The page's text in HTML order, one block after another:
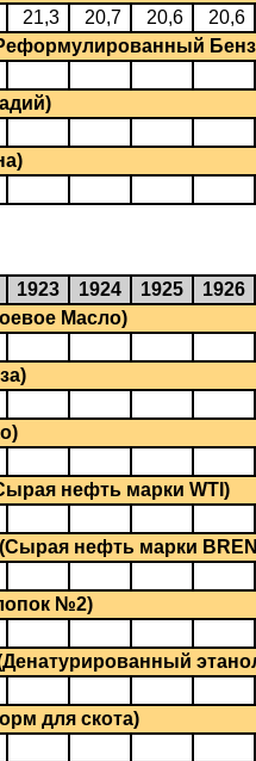
21,3 20,7 20,6 20,6
1923 1924 1925 1926
Масло)
нефть марки WTI)
нефть марки
№2)
для скота)